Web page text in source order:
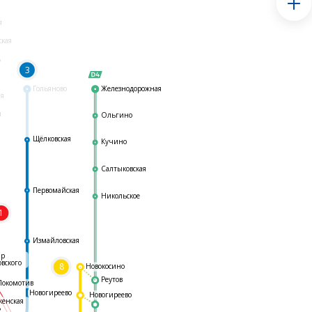
Гольяново
3
8
Железнодорожная
Ольгино
Кучино
Салтыковская
Никольское
Реутов
Измайловская
Первомайская
Щёлковская
Новогиреево
Новогиреево
Новокосино